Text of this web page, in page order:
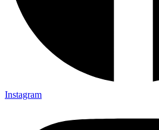
Instagram